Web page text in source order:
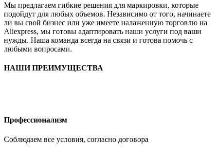
Мы предлагаем гибкие решения для маркировки, которые
подойдут для любых объемов. Независимо от того, начинаете
ли вы свой бизнес или уже имеете налаженную торговлю на
Aliexpress, мы готовы адаптировать наши услуги под ваши
нужды. Наша команда всегда на связи и готова помочь с
любыми вопросами.
НАШИ ПРЕИМУЩЕСТВА
Профессионализм
Соблюдаем все условия, согласно договора